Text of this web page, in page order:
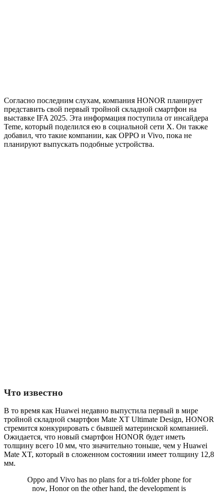
Согласно последним слухам, компания HONOR планирует
представить свой первый тройной складной смартфон на
выставке IFA 2025. Эта информация поступила от инсайдера
Teme, который поделился ею в социальной сети X. Он также
добавил, что такие компании, как OPPO и Vivo, пока не
планируют выпускать подобные устройства.
Что известно
В то время как Huawei недавно выпустила первый в мире
тройной складной смартфон Mate XT Ultimate Design, HONOR
стремится конкурировать с бывшей материнской компанией.
Ожидается, что новый смартфон HONOR будет иметь
толщину всего 10 мм, что значительно тоньше, чем у Huawei
Mate XT, который в сложенном состоянии имеет толщину 12,8
мм.
Oppo and Vivo has no plans for a tri-folder phone for
now, Honor on the other hand, the development is